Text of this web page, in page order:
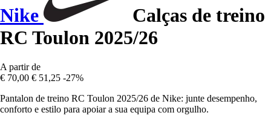
Nike
Calças de treino
RC Toulon 2025/26
A partir de
€ 70,00 € 51,25 -27%
Pantalon de treino RC Toulon 2025/26 de Nike: junte desempenho,
conforto e estilo para apoiar a sua equipa com orgulho.